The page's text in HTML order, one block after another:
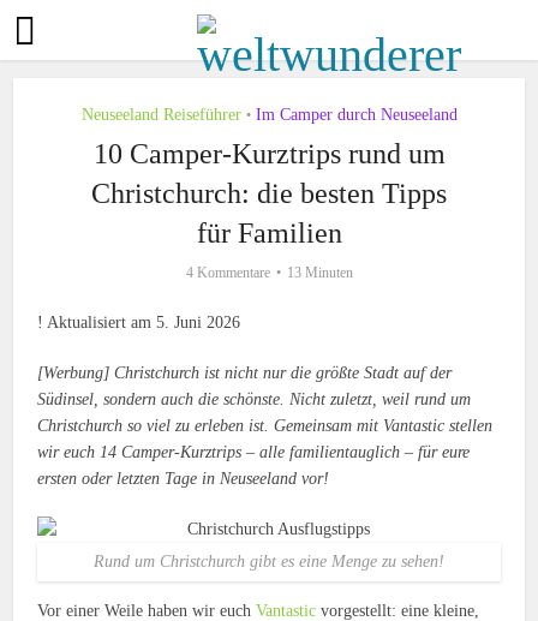
Neuseeland Reiseführer • Im Camper durch Neuseeland
10 Camper-Kurztrips rund um
Christchurch: die besten Tipps
für Familien
4 Kommentare 13 Minuten
! Aktualisiert am 5. Juni 2026
[Werbung] Christchurch ist nicht nur die größte Stadt auf der
Südinsel, sondern auch die schönste. Nicht zuletzt, weil rund um
Christchurch so viel zu erleben ist. Gemeinsam mit Vantastic stellen
wir euch 14 Camper-Kurztrips – alle familientauglich – für eure
ersten oder letzten Tage in Neuseeland vor!
Rund um Christchurch gibt es eine Menge zu sehen!
Vor einer Weile haben wir euchVantastic vorgestellt: eine kleine,